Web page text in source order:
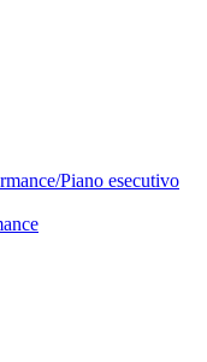
Piano esecutivo